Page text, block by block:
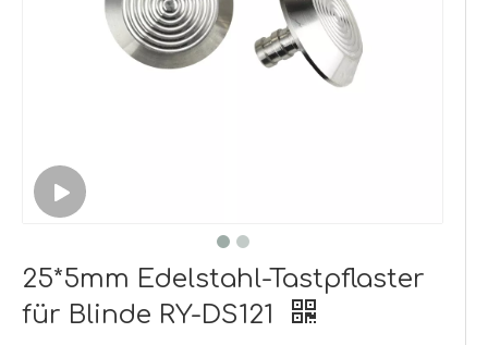
25*5mm Edelstahl-Tastpflaster
für Blinde RY-DS121